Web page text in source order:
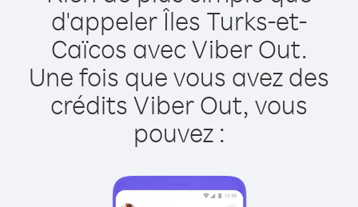
d'appeler Îles Turks-et-
Caïcos avec Viber Out.
Une fois que vous avez des
crédits Viber Out, vous
pouvez :